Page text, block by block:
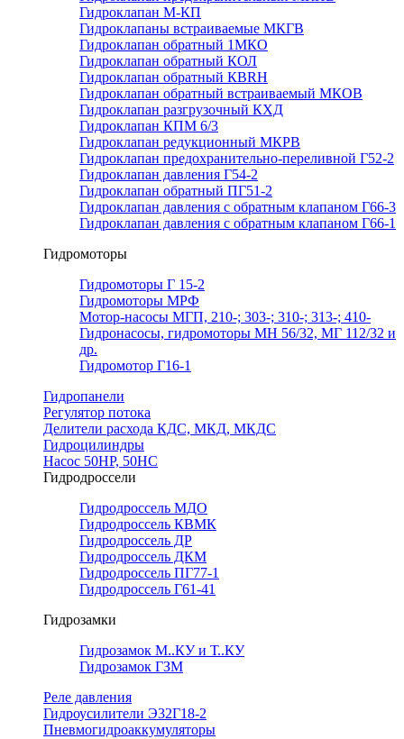
Гидроклапан М-КП
Гидроклапаны встраиваемые МКГВ
Гидроклапан обратный 1МКО
Гидроклапан обратный КОЛ
Гидроклапан обратный КВRН
Гидроклапан обратный встраиваемый МКОВ
Гидроклапан разгрузочный КХД
Гидроклапан КПМ 6/3
Гидроклапан редукционный МКРВ
Гидроклапан предохранительно-переливной Г52-2
Гидроклапан давления Г54-2
Гидроклапан обратный ПГ51-2
Гидроклапан давления с обратным клапаном Г66-3
Гидроклапан давления с обратным клапаном Г66-1
Гидромоторы
Гидромоторы Г 15-2
Гидромоторы МРФ
Мотор-насосы МГП, 210-; 303-; 310-; 313-; 410-
Гидронасосы, гидромоторы МН 56/32, МГ 112/32 и
др.
Гидромотор Г16-1
Гидропанели
Регулятор потока
Делители расхода КДС, МКД, МКДС
Гидроцилиндры
Насос 50НР, 50НС
Гидродроссели
Гидродроссель МДО
Гидродроссель КВМК
Гидродроссель ДР
Гидродроссель ДКМ
Гидродроссель ПГ77-1
Гидродроссель Г61-41
Гидрозамки
Гидрозамок М..КУ и Т..КУ
Гидрозамок ГЗМ
Реле давления
Гидроусилители Э32Г18-2
Пневмогидроаккумуляторы